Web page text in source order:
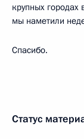
крупных
мы наметили
Спасибо.
Статус